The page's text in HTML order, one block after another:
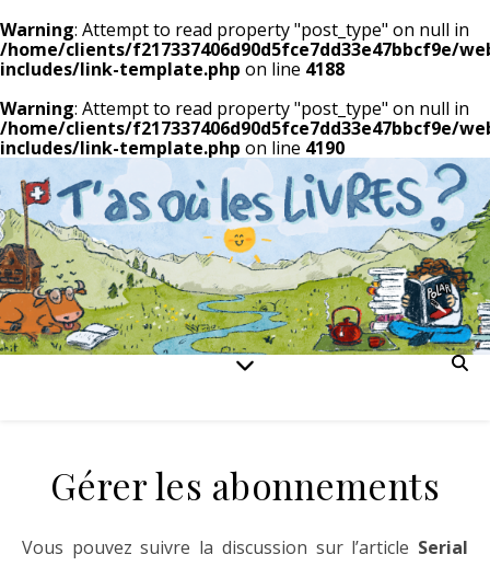
Warning: Attempt to read property "post_type" on null in
/home/clients/f217337406d90d5fce7dd33e47bbcf9e/
includes/link-template.php on line 4188
Warning: Attempt to read property "post_type" on null in
/home/clients/f217337406d90d5fce7dd33e47bbcf9e/
includes/link-template.php on line 4190
Gérer les abonnements
Vous pouvez suivre la discussion sur l’article Serial